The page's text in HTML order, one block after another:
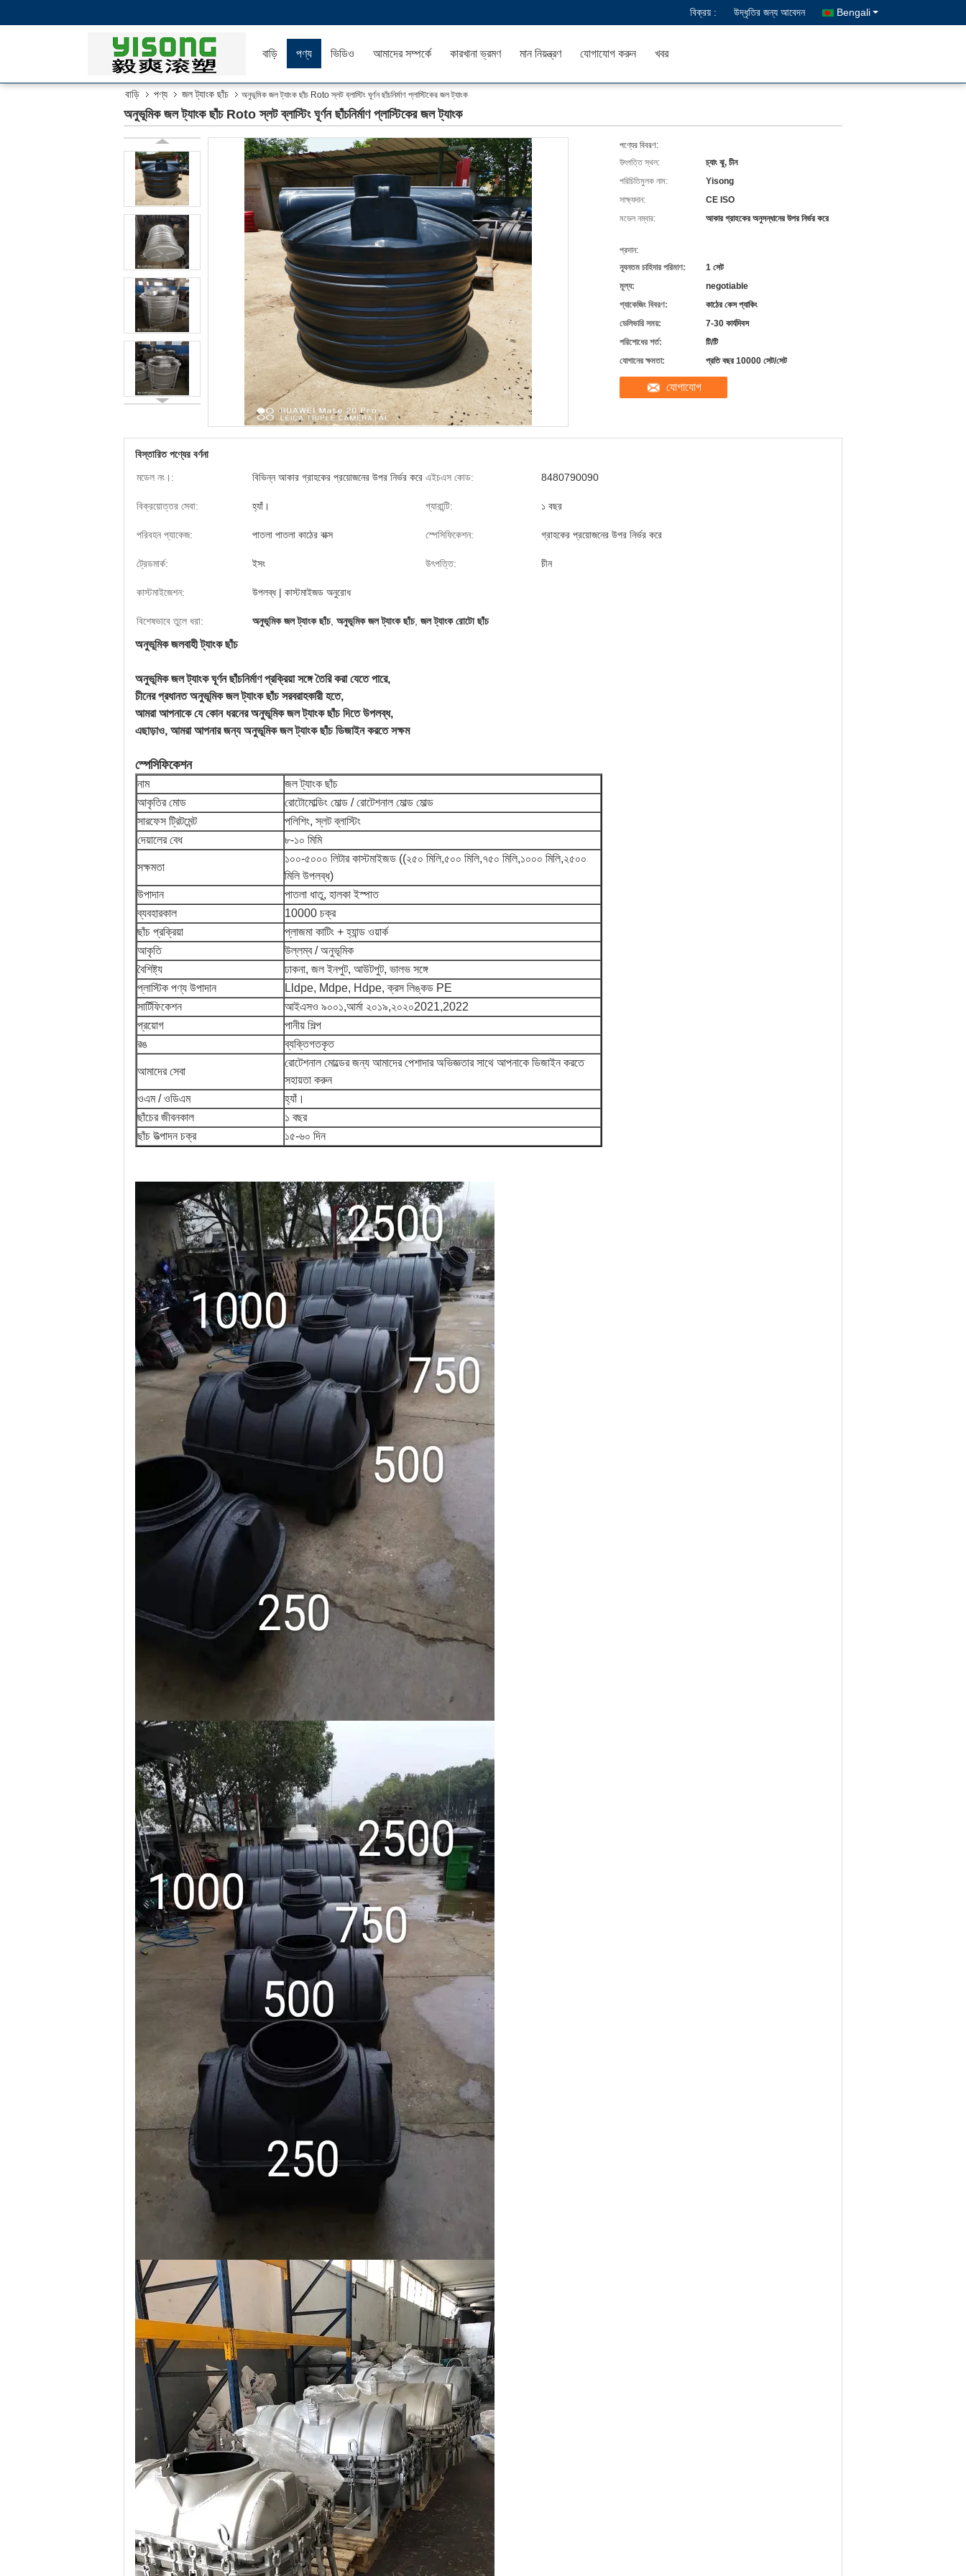
বিক্রয় : উদ্ধৃতির জন্য আবেদন Bengali
বাড়ি পণ্য ভিডিও আমাদের সম্পর্কে কারখানা ভ্রমণ মান নিয়ন্ত্রণ যোগাযোগ করুন খবর
বাড়ি পণ্য জল ট্যাংক ছাঁচ অনুভূমিক জল ট্যাংক ছাঁচ Roto স্লট ব্লাস্টিং ঘূর্ণন ছাঁচনির্মাণ প্লাস্টিকের জল ট্যাংক
অনুভূমিক জল ট্যাংক ছাঁচ Roto স্লট ব্লাস্টিং ঘূর্ণন ছাঁচনির্মাণ প্লাস্টিকের জল ট্যাংক
পণ্যের বিবরণ:
উৎপত্তি স্থল:
চ্যাং ঝু, চীন
পরিচিতিমুলক নাম:
Yisong
সাক্ষ্যদান:
CE ISO
মডেল নম্বার:
আকার গ্রাহকের অনুসন্ধানের উপর নির্ভর করে
প্রদান:
ন্যূনতম চাহিদার পরিমাণ:
1 সেট
মূল্য:
negotiable
প্যাকেজিং বিবরণ:
কাঠের কেস প্যাকিং
ডেলিভারি সময়:
7-30 কার্যদিবস
পরিশোধের শর্ত:
টি/টি
যোগানের ক্ষমতা:
প্রতি বছর 10000 সেট/সেট
যোগাযোগ
বিস্তারিত পণ্যের বর্ণনা
মডেল নং।:
বিভিন্ন আকার গ্রাহকের প্রয়োজনের উপর নির্ভর করে এইচএস কোড: 8480790090
বিক্রয়োত্তর সেবা: হ্যাঁ। গ্যারান্টি: ১ বছর
পরিবহন প্যাকেজ: পাতলা পাতলা কাঠের বাক্স স্পেসিফিকেশন: গ্রাহকের প্রয়োজনের উপর নির্ভর করে
ট্রেডমার্ক: ইসং উৎপত্তি: চীন
কাস্টমাইজেশন: উপলব্ধ | কাস্টমাইজড অনুরোধ
বিশেষভাবে তুলে ধরা: অনুভূমিক জল ট্যাংক ছাঁচ, অনুভূমিক জল ট্যাংক ছাঁচ, জল ট্যাংক রোটো ছাঁচ
অনুভূমিক জলবাহী ট্যাংক ছাঁচ
অনুভূমিক জল ট্যাংক ঘূর্ণন ছাঁচনির্মাণ প্রক্রিয়া সঙ্গে তৈরি করা যেতে পারে,
চীনের প্রধানত অনুভূমিক জল ট্যাংক ছাঁচ সরবরাহকারী হতে,
আমরা আপনাকে যে কোন ধরনের অনুভূমিক জল ট্যাংক ছাঁচ দিতে উপলব্ধ,
এছাড়াও, আমরা আপনার জন্য অনুভূমিক জল ট্যাংক ছাঁচ ডিজাইন করতে সক্ষম
স্পেসিফিকেশন
নাম
জল ট্যাংক ছাঁচ
আকৃতির মোড
রোটোমোল্ডিং মোল্ড / রোটেশনাল মোল্ড মোল্ড
সারফেস ট্রিটমেন্ট
পলিশিং, স্লট ব্লাস্টিং
দেয়ালের বেধ
৮-১০ মিমি
সক্ষমতা
১০০-৫০০০ লিটার কাস্টমাইজড ((২৫০ মিলি,৫০০ মিলি,৭৫০ মিলি,১০০০ মিলি,২৫০০
মিলি উপলব্ধ)
উপাদান
পাতলা ধাতু, হালকা ইস্পাত
ব্যবহারকাল
10000 চক্র
ছাঁচ প্রক্রিয়া
প্লাজমা কাটিং + হ্যান্ড ওয়ার্ক
আকৃতি
উল্লম্ব / অনুভূমিক
বৈশিষ্ট্য
ঢাকনা, জল ইনপুট, আউটপুট, ভালভ সঙ্গে
প্লাস্টিক পণ্য উপাদান
Lldpe, Mdpe, Hdpe, ক্রস লিঙ্কড PE
সার্টিফিকেশন
আইএসও ৯০০১,আর্মা ২০১৯,২০২০2021,2022
প্রয়োগ
পানীয় শিল্প
রঙ
ব্যক্তিগতকৃত
আমাদের সেবা
রোটেশনাল মোল্ডের জন্য আমাদের পেশাদার অভিজ্ঞতার সাথে আপনাকে ডিজাইন করতে
সহায়তা করুন
ওএম / ওডিএম
হ্যাঁ।
ছাঁচের জীবনকাল
১ বছর
ছাঁচ উত্পাদন চক্র
১৫-৬০ দিন